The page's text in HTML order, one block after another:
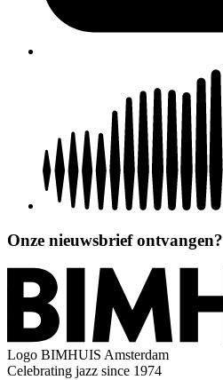
Onze nieuwsbrief ontvangen?
Logo BIMHUIS Amsterdam
Celebrating jazz since 1974